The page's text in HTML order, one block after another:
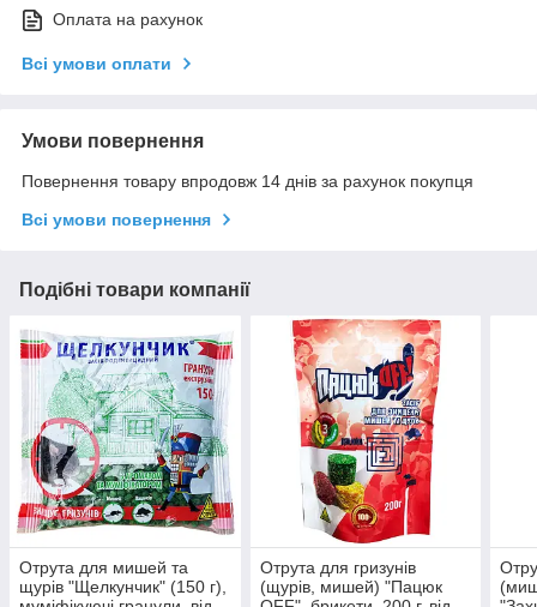
Оплата на рахунок
Всі умови оплати
Умови повернення
Повернення товару впродовж 14 днів за рахунок покупця
Всі умови повернення
Подібні товари компанії
Отрута для мишей та
щурів "Щелкунчик" (150 г),
Отрута для гризунів
(щурів, мишей) "Пацюк